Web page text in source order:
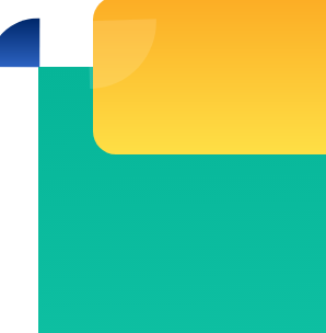
SMP Negeri 1 Baturetno